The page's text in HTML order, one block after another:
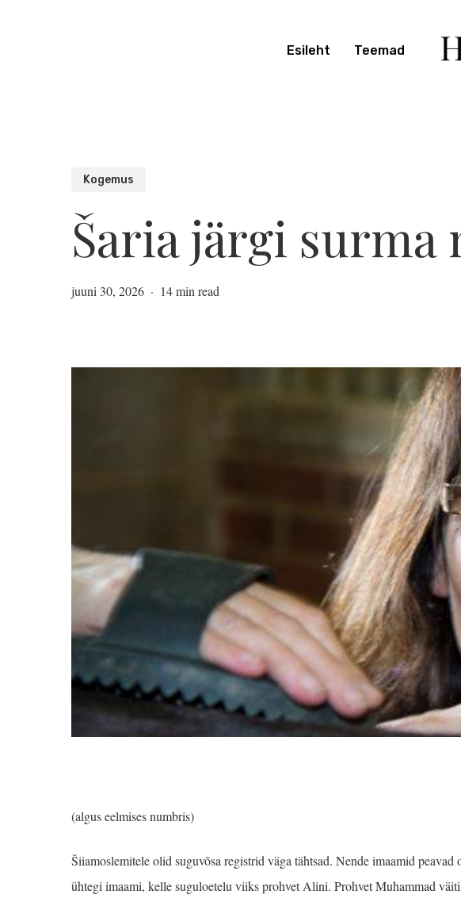
Hit enter to search or ESC to close
Esileht Teemad
Kogemus
Šaria järgi surma
juuni 30, 2026 14 min read
(algus eelmises numbris)
Šiiamoslemitele olid suguvõsa registrid väga tähtsad. Nende imaamid
ühtegi imaami, kelle suguloetelu viiks prohvet Alini. Prohvet Muhammad